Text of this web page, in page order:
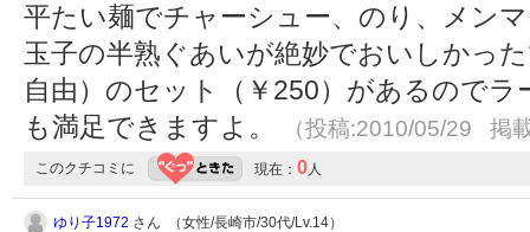
平たい麺でチャーシュー、のり、メン
玉子の半熟ぐあいが絶妙でおいしかっ
自由）のセット（￥250）があるので
も満足できますよ。
（投稿:2010/05/29 掲
このクチコミに 現在： 0人
ゆり子1972 さん （女性/長崎市/30代/Lv.14）